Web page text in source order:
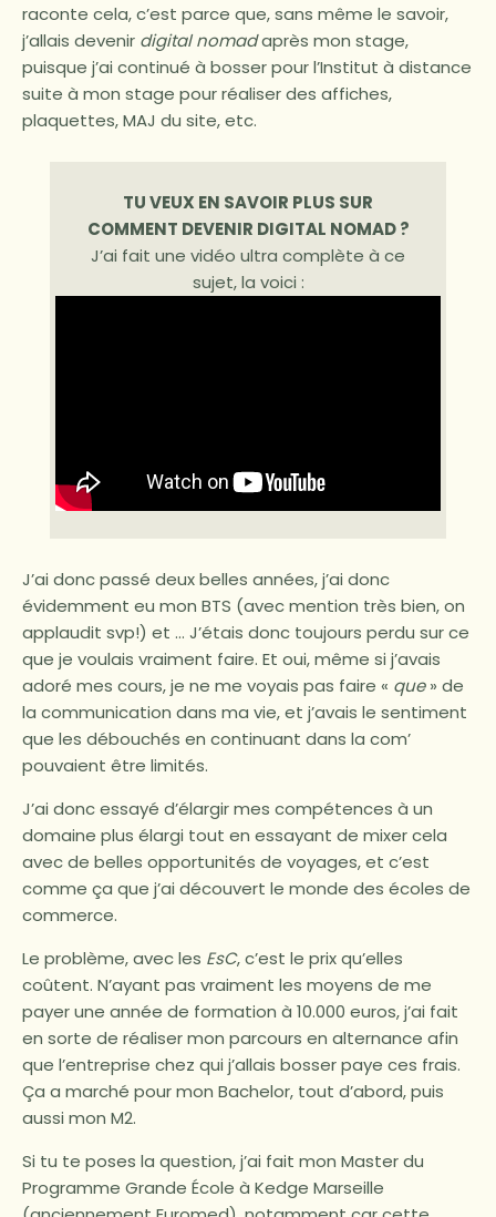
raconte cela, c’est parce que, sans même le savoir,
j’allais devenir digital nomadaprès mon stage,
puisque j’ai continué à bosser pour l’Institut à distance
suite à mon stage pour réaliser des affiches,
plaquettes, MAJ du site, etc.
TU VEUX EN SAVOIR PLUS SUR
COMMENT DEVENIR DIGITAL NOMAD ?
J’ai fait une vidéo ultra complète à ce
sujet, la voici :
J’ai donc passé deux belles années, j’ai donc
évidemment eu mon BTS (avec mention très bien, on
applaudit svp!) et … J’étais donc toujours perdu sur ce
que je voulais vraiment faire. Et oui, même si j’avais
adoré mes cours, je ne me voyais pas faire « que» de
la communication dans ma vie, et j’avais le sentiment
que les débouchés en continuant dans la com’
pouvaient être limités.
J’ai donc essayé d’élargir mes compétences à un
domaine plus élargi tout en essayant de mixer cela
avec de belles opportunités de voyages, et c’est
comme ça que j’ai découvert le monde des écoles de
commerce.
Le problème, avec les EsC, c’est le prix qu’elles
coûtent. N’ayant pas vraiment les moyens de me
payer une année de formation à 10.000 euros, j’ai fait
en sorte de réaliser mon parcours en alternance afin
que l’entreprise chez qui j’allais bosser paye ces frais.
Ça a marché pour mon Bachelor, tout d’abord, puis
aussi mon M2.
Si tu te poses la question, j’ai fait mon Master du
Programme Grande École à Kedge Marseille